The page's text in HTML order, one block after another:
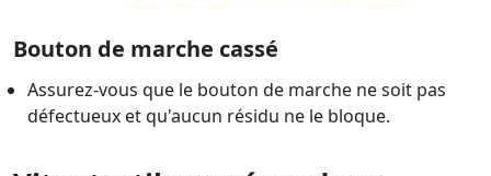
Bouton de marche cassé
Assurez-vous que le bouton de marche ne soit pas
défectueux et qu'aucun résidu ne le bloque.